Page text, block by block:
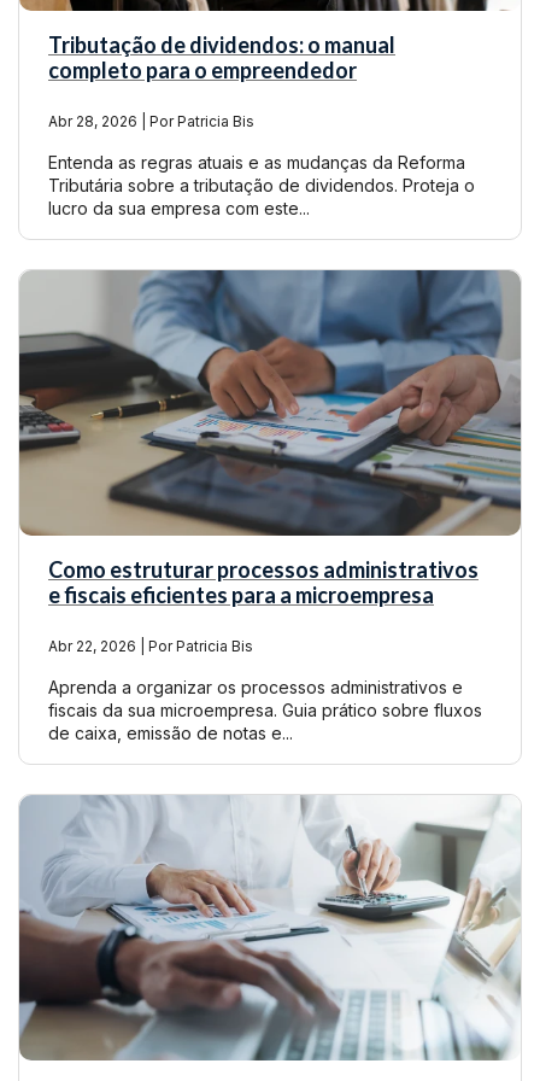
Tributação de dividendos: o manual
completo para o empreendedor
Abr 28, 2026 | Por Patricia Bis
Entenda as regras atuais e as mudanças da Reforma
Tributária sobre a tributação de dividendos. Proteja o
lucro da sua empresa com este...
Como estruturar processos administrativos
e fiscais eficientes para a microempresa
Abr 22, 2026 | Por Patricia Bis
Aprenda a organizar os processos administrativos e
fiscais da sua microempresa. Guia prático sobre fluxos
de caixa, emissão de notas e...